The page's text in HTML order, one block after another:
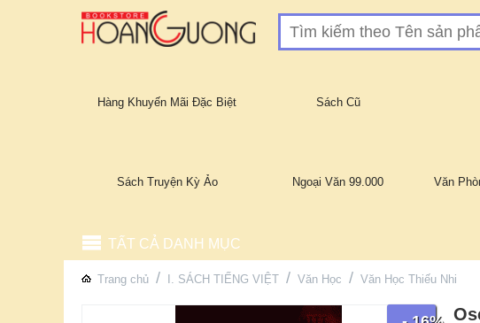
Hàng Khuyến Mãi Đặc Biệt Sách Cũ
Sách Truyện Kỳ Ảo Ngoại Văn 99.000 Văn
TẤT CẢ DANH MỤC
Trang chủ / I. SÁCH TIẾNG VIỆT / Văn Học / Văn Học Thiếu Nhi